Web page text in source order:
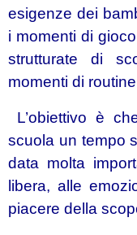
esigenze dei
i momenti di
strutturate di
momenti di
L’obiettivo è
scuola un tempo
data molta
libera, alle
piacere della